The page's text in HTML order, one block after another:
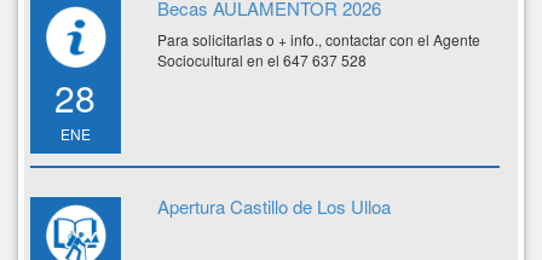
28
ENE
Becas AULAMENTOR 2026
Para solicitarlas o + info., contactar con el Agente
Sociocultural en el 647 637 528
Apertura Castillo de Los Ulloa